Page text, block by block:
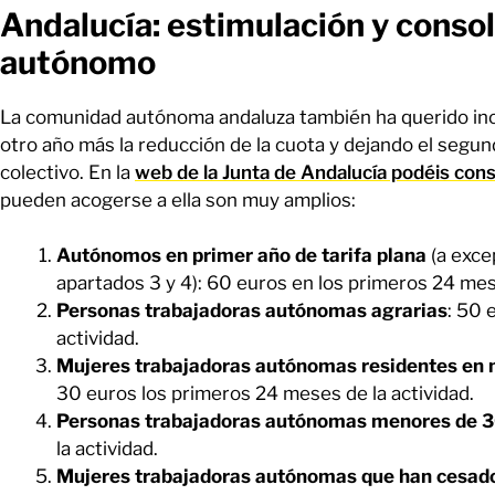
Andalucía: estimulación y
autónomo
La comunidad autónoma andaluza también ha querido
otro año más la reducción de la cuota y dejando el
colectivo. En la web de la Junta de Andalucía podéis
pueden acogerse a ella son muy amplios:
Autónomos en primer año de tarifa plana (a
apartados 3 y 4): 60 euros en los primeros 24
Personas trabajadoras autónomas agrarias: 50
actividad.
Mujeres trabajadoras autónomas residentes
30 euros los primeros 24 meses de la actividad.
Personas trabajadoras autónomas menores de
la actividad.
Mujeres trabajadoras autónomas que han